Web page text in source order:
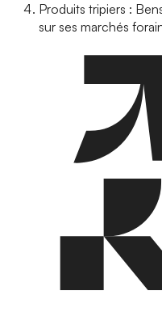
Produits tripiers :
sur ses marchés